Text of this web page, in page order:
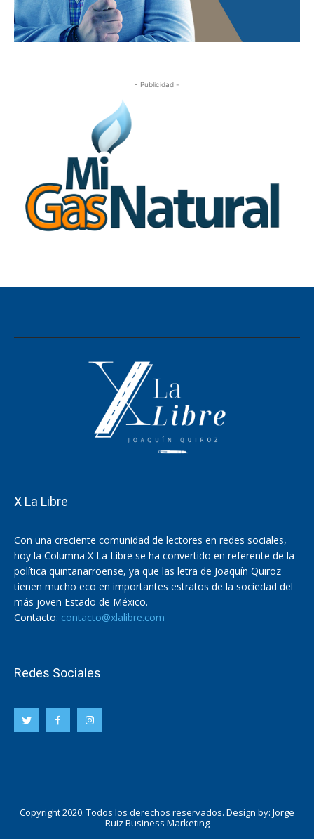
X La Libre
Con una creciente comunidad de lectores en redes sociales,
hoy la Columna X La Libre se ha convertido en referente de la
política quintanarroense, ya que las letra de Joaquín Quiroz
tienen mucho eco en importantes estratos de la sociedad del
más joven Estado de México.
Contacto: contacto@xlalibre.com
Redes Sociales
Copyright 2020. Todos los derechos reservados. Design by: Jorge
Ruiz Business Marketing